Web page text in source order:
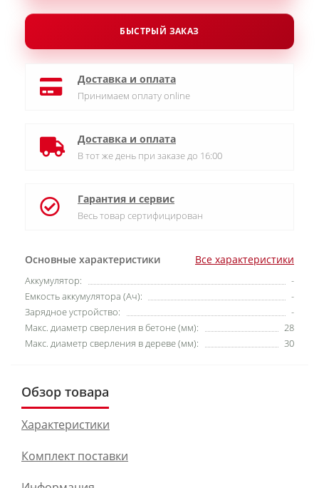
Основные характеристики Все характеристики
Аккумулятор:
-
Емкость аккумулятора (Ач):
-
Зарядное устройство:
-
Макс. диаметр сверления в бетоне (мм):
28
Макс. диаметр сверления в дереве (мм):
30
БЫСТРЫЙ ЗАКАЗ
Доставка и оплата
Принимаем оплату online
Доставка и оплата
В тот же день при заказе до 16:00
Гарантия и сервис
Весь товар сертифицирован
Обзор товара
Характеристики
Комплект поставки